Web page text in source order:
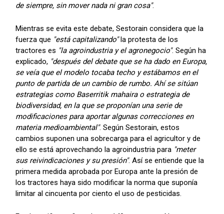
de siempre, sin mover nada ni gran cosa".
Mientras se evita este debate, Sestorain considera que la
fuerza que "está capitalizando"la protesta de los
tractores es "la agroindustria y el agronegocio". Según ha
explicado, "después del debate que se ha dado en Europa,
se veía que el modelo tocaba techo y estábamos en el
punto de partida de un cambio de rumbo. Ahí se sitúan
estrategias como Baserritik mahaira o estrategia de
biodiversidad, en la que se proponían una serie de
modificaciones para aportar algunas correcciones en
materia medioambiental". Según Sestorain, estos
cambios suponen una sobrecarga para el agricultor y de
ello se está aprovechando la agroindustria para "meter
sus reivindicaciones y su presión". Así se entiende que la
primera medida aprobada por Europa ante la presión de
los tractores haya sido modificar la norma que suponía
limitar al cincuenta por ciento el uso de pesticidas.